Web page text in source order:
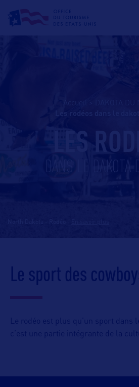
DAKOTA DU
les rodéos dans le
LES
DANS LE DAKOTA
North Dakota - Rodéo
Le sport des
Le rodéo est plus qu’un sport dans
c’est une partie intégrante de la